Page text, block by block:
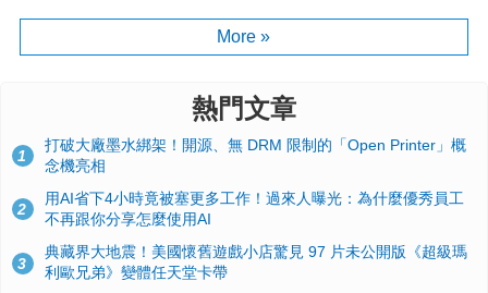
More »
熱門文章
1
打破大廠墨水綁架！開源、無 DRM 限制的「Open Printer」概
念機亮相
2
用AI省下4小時竟被塞更多工作！過來人曝光：為什麼優秀員工
不再跟你分享怎麼使用AI
3
典藏界大地震！美國懷舊遊戲小店驚見 97 片未公開版《超級瑪
利歐兄弟》變體任天堂卡帶